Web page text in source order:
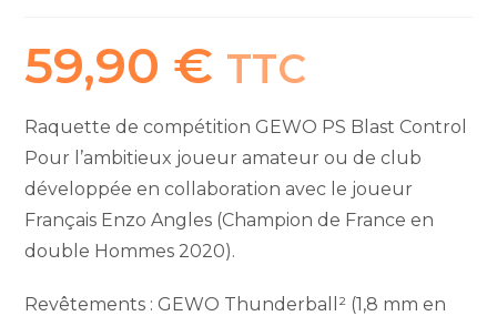
59,90 € TTC
Raquette de compétition GEWO PS Blast Control
Pour l’ambitieux joueur amateur ou de club
développée en collaboration avec le joueur
Français Enzo Angles (Champion de France en
double Hommes 2020).
Revêtements : GEWO Thunderball² (1,8 mm en